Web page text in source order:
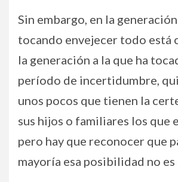
Sin embargo, en la
tocando envejecer todo está
la generación a la que ha
período de incertidumbre,
unos pocos que tienen la
sus hijos o familiares los que
pero hay que reconocer que
mayoría esa posibilidad no es